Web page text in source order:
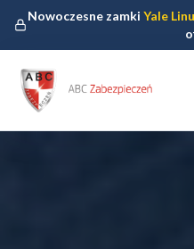
Nowoczesne zamkiYale